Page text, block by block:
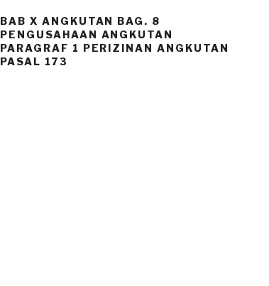
BAB X ANGKUTAN BAG. 8
PENGUSAHAAN ANGKUTAN
PARAGRAF 1 PERIZINAN ANGKUTAN
PASAL 173